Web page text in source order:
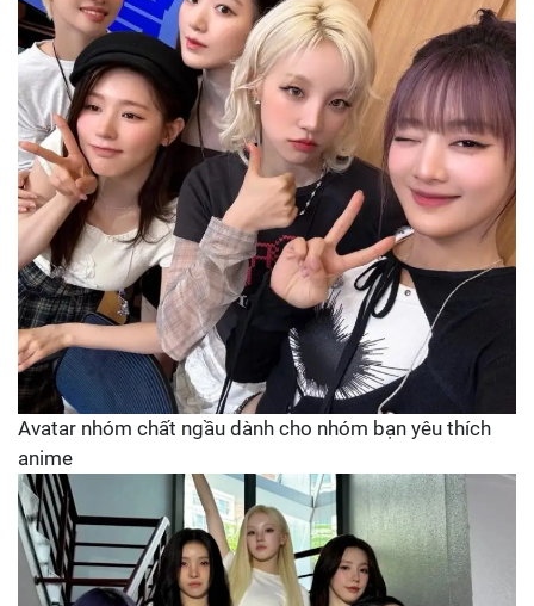
Avatar nhóm chất ngầu dành cho nhóm bạn yêu thích
anime